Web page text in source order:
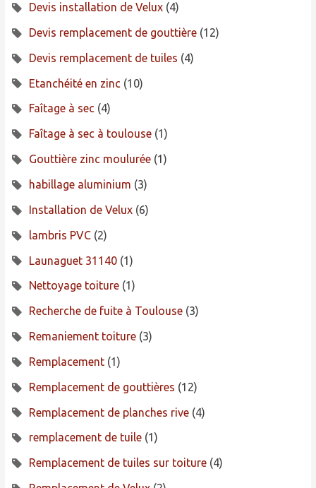
Devis installation de Velux(4)
Devis remplacement de gouttière(12)
Devis remplacement de tuiles (4)
Etanchéité en zinc(10)
Faîtage à sec(4)
Faîtage à sec à toulouse(1)
Gouttière zinc moulurée(1)
habillage aluminium (3)
Installation de Velux(6)
lambris PVC(2)
Launaguet 31140(1)
Nettoyage toiture(1)
Recherche de fuite à Toulouse(3)
Remaniement toiture(3)
Remplacement(1)
Remplacement de gouttières (12)
Remplacement de planches rive(4)
remplacement de tuile(1)
Remplacement de tuiles sur toiture(4)